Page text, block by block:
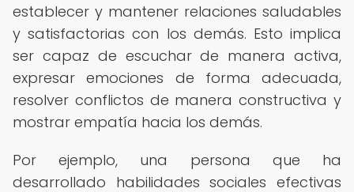
establecer y mantener relaciones saludables
y satisfactorias con los demás. Esto implica
ser capaz de escuchar de manera activa,
expresar emociones de forma adecuada,
resolver conflictos de manera constructiva y
mostrar empatía hacia los demás.
Por ejemplo, una persona que ha
desarrollado habilidades sociales efectivas